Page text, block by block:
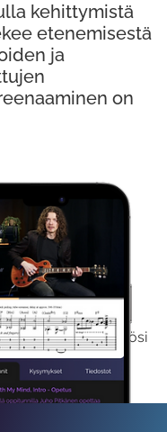
sisältömme käyttöösi
kehittymistä
etenemisestä
ja
on